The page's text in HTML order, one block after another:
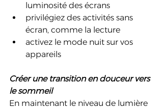
luminosité des écrans
privilégiez des activités sans
écran, comme la lecture
activez le mode nuit sur vos
appareils
Créer une transition en douceur vers
le sommeil
En maintenant le niveau de lumière